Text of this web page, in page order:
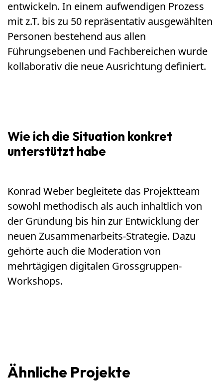
entwickeln. In einem aufwendigen Prozess
mit z.T. bis zu 50 repräsentativ ausgewählten
Personen bestehend aus allen
Führungsebenen und Fachbereichen wurde
kollaborativ die neue Ausrichtung definiert.
Wie ich die Situation konkret
unterstützt habe
Konrad Weber begleitete das Projektteam
sowohl methodisch als auch inhaltlich von
der Gründung bis hin zur Entwicklung der
neuen Zusammenarbeits-Strategie. Dazu
gehörte auch die Moderation von
mehrtägigen digitalen Grossgruppen-
Workshops.
Ähnliche Projekte